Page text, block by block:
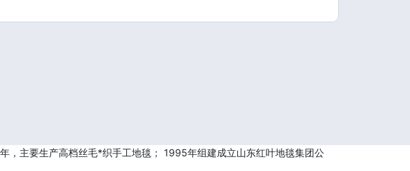
，主要生产高档丝毛*织手工地毯； 1995年组建成立山东红叶地毯集团公